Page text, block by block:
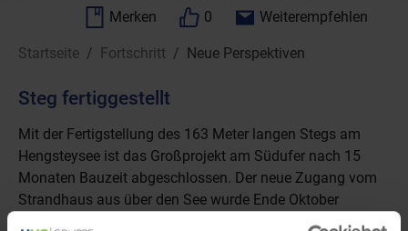
Merken 0
Weiterempfehlen
Sie sind hier:
Startseite Fortschritt Neue Perspektiven
Steg fertiggestellt
Mit der Fertigstellung des 163 Meter langen Stegs am
Hengsteysee ist das Großprojekt am Südufer nach 15
Monaten Bauzeit abgeschlossen. Der neue Zugang vom
Strandhaus aus über den See wurde Ende Oktober
feierlich eröffnet – ein Meilenstein für die HVG und eine